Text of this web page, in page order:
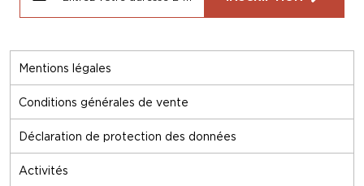
Mentions légales
Conditions générales de vente
Déclaration de protection des données
Activités